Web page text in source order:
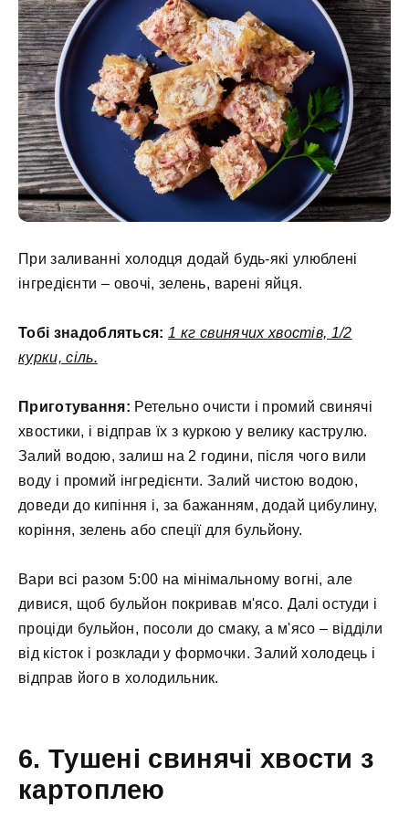
При заливанні холодця додай будь-які улюблені
інгредієнти – овочі, зелень, варені яйця.
Тобі знадобляться: 1 кг свинячих хвостів, 1/2
курки, сіль.
Приготування: Ретельно очисти і промий свинячі
хвостики, і відправ їх з куркою у велику каструлю.
Залий водою, залиш на 2 години, після чого вили
воду і промий інгредієнти. Залий чистою водою,
доведи до кипіння і, за бажанням, додай цибулину,
коріння, зелень або спеції для бульйону.
Вари всі разом 5:00 на мінімальному вогні, але
дивися, щоб бульйон покривав м'ясо. Далі остуди і
проціди бульйон, посоли до смаку, а м'ясо – відділи
від кісток і розклади у формочки. Залий холодець і
відправ його в холодильник.
6. Тушені свинячі хвости з
картоплею